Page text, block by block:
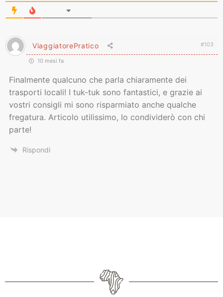
ViaggiatorePratico #103
10 mesi fa
Finalmente qualcuno che parla chiaramente dei
trasporti locali! I tuk-tuk sono fantastici, e grazie ai
vostri consigli mi sono risparmiato anche qualche
fregatura. Articolo utilissimo, lo condividerò con chi
parte!
Rispondi